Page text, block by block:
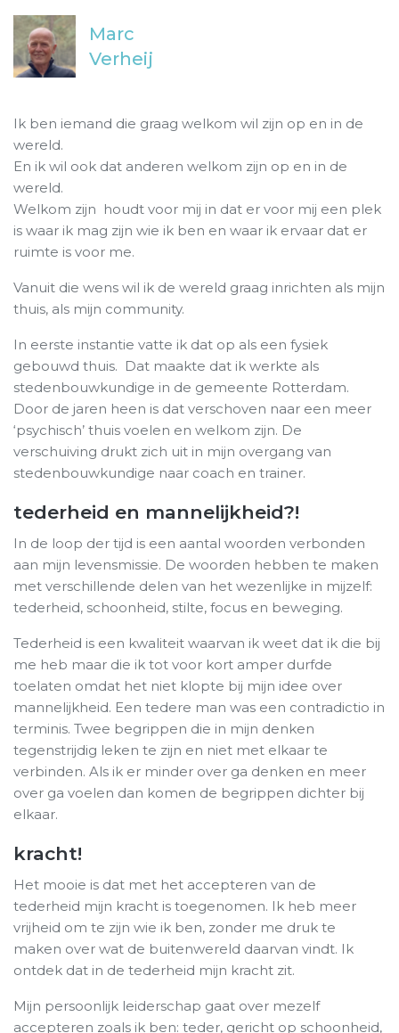
Marc
Verheij
Ik ben iemand die graag welkom wil zijn op en in de
wereld.
En ik wil ook dat anderen welkom zijn op en in de
wereld.
Welkom zijn houdt voor mij in dat er voor mij een plek
is waar ik mag zijn wie ik ben en waar ik ervaar dat er
ruimte is voor me.
Vanuit die wens wil ik de wereld graag inrichten als mijn
thuis, als mijn community.
In eerste instantie vatte ik dat op als een fysiek
gebouwd thuis. Dat maakte dat ik werkte als
stedenbouwkundige in de gemeente Rotterdam.
Door de jaren heen is dat verschoven naar een meer
‘psychisch’ thuis voelen en welkom zijn. De
verschuiving drukt zich uit in mijn overgang van
stedenbouwkundige naar coach en trainer.
tederheid en mannelijkheid?!
In de loop der tijd is een aantal woorden verbonden
aan mijn levensmissie. De woorden hebben te maken
met verschillende delen van het wezenlijke in mijzelf:
tederheid, schoonheid, stilte, focus en beweging.
Tederheid is een kwaliteit waarvan ik weet dat ik die bij
me heb maar die ik tot voor kort amper durfde
toelaten omdat het niet klopte bij mijn idee over
mannelijkheid. Een tedere man was een contradictio in
terminis. Twee begrippen die in mijn denken
tegenstrijdig leken te zijn en niet met elkaar te
verbinden. Als ik er minder over ga denken en meer
over ga voelen dan komen de begrippen dichter bij
elkaar.
kracht!
Het mooie is dat met het accepteren van de
tederheid mijn kracht is toegenomen. Ik heb meer
vrijheid om te zijn wie ik ben, zonder me druk te
maken over wat de buitenwereld daarvan vindt. Ik
ontdek dat in de tederheid mijn kracht zit.
Mijn persoonlijk leiderschap gaat over mezelf
accepteren zoals ik ben: teder, gericht op schoonheid,